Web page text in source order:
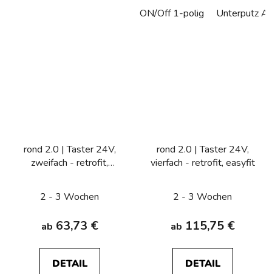
ON/Off 1-polig Unterputz
rond 2.0 | Taster 24V,
zweifach - retrofit,
2 - 3 Wochen
ab 63,73 €
DETAIL
rond 2.0 | Taster 24V,
vierfach - retrofit, easyfit
2 - 3 Wochen
ab 115,75 €
DETAIL